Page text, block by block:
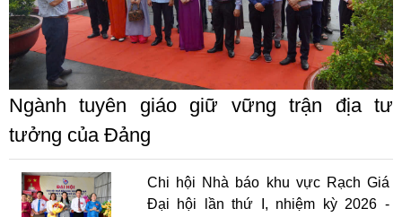
Ngành tuyên giáo giữ vững trận địa tư
tưởng của Đảng
Chi hội Nhà báo khu vực Rạch Giá
Đại hội lần thứ I, nhiệm kỳ 2026 -